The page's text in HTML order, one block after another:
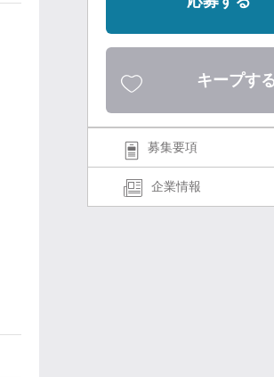
キープす
募集要項
企業情報